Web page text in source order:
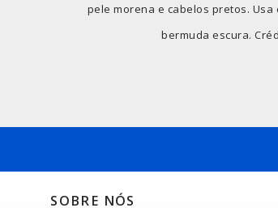
pele morena e cabelos pretos. Usa
bermuda escura.
SOBRE NÓS